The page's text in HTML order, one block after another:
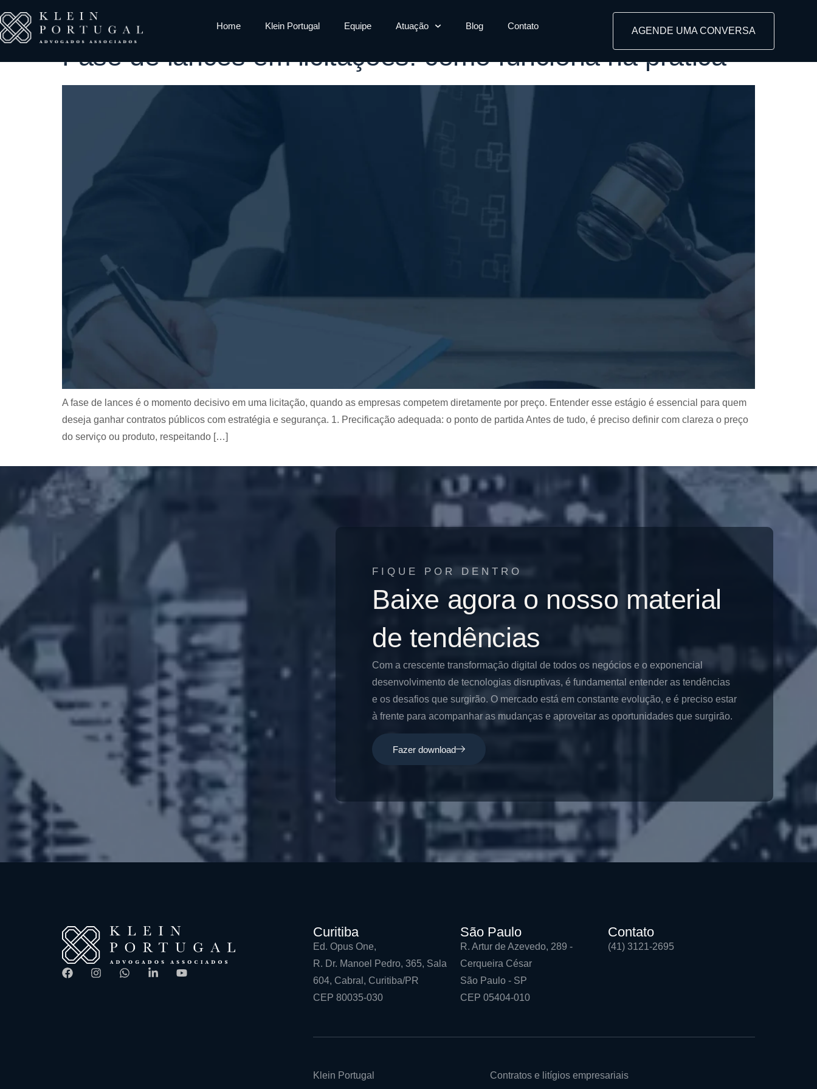
Home Klein Portugal Equipe Atuação Blog Contato AGENDE UMA CONVERSA
Fase de lances em licitações: como funciona na prática
A fase de lances é o momento decisivo em uma licitação, quando as empresas competem diretamente por preço. Entender esse estágio é essencial para quem
deseja ganhar contratos públicos com estratégia e segurança. 1. Precificação adequada: o ponto de partida Antes de tudo, é preciso definir com clareza o preço
do serviço ou produto, respeitando […]
FIQUE POR DENTRO
Baixe agora o nosso material
de tendências
Com a crescente transformação digital de todos os negócios e o exponencial
desenvolvimento de tecnologias disruptivas, é fundamental entender as tendências
e os desafios que surgirão. O mercado está em constante evolução, e é preciso estar
à frente para acompanhar as mudanças e aproveitar as oportunidades que surgirão.
Fazer download
Curitiba
Ed. Opus One,
R. Dr. Manoel Pedro, 365, Sala
604, Cabral, Curitiba/PR
CEP 80035-030
São Paulo
R. Artur de Azevedo, 289 -
Cerqueira César
São Paulo - SP
CEP 05404-010
Contato
(41) 3121-2695
Klein Portugal Contratos e litígios empresariais